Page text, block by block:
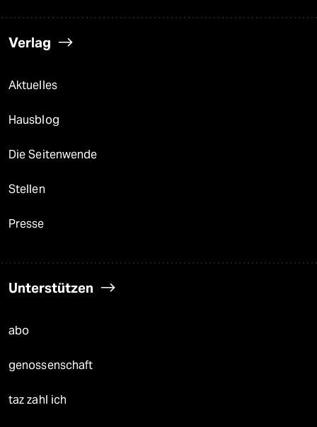
Verlag
Aktuelles
Hausblog
Die Seitenwende
Stellen
Presse
Unterstützen
abo
genossenschaft
taz zahl ich